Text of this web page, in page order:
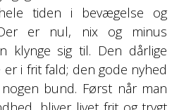
tiden i bevægelse og
er nul, nix og minus
klynge sig til. Den dårlige
er i frit fald; den gode nyhed
bund. Først når man